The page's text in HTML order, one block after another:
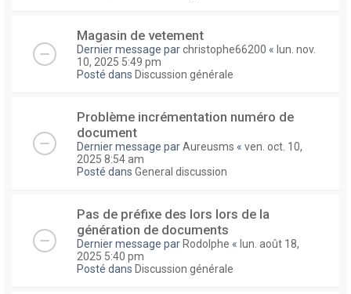
Magasin de vetement
Dernier message parchristophe66200 « lun. nov.
10, 2025 5:49 pm
Posté dans Discussion générale
Problème incrémentation numéro de
document
Dernier message parAureusms « ven. oct. 10,
2025 8:54 am
Posté dans General discussion
Pas de préfixe des lors lors de la
génération de documents
Dernier message par Rodolphe « lun. août 18,
2025 5:40 pm
Posté dans Discussion générale